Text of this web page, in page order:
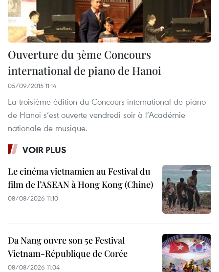
Ouverture du 3ème Concours
international de piano de Hanoi
05/09/2015 11:14
La troisième édition du Concours international de piano
de Hanoi s’est ouverte vendredi soir à l’Académie
nationale de musique.
VOIR PLUS
Le cinéma vietnamien au Festival du
film de l’ASEAN à Hong Kong (Chine)
08/08/2026 11:10
Da Nang ouvre son 5e Festival
Vietnam-République de Corée
08/08/2026 11:04